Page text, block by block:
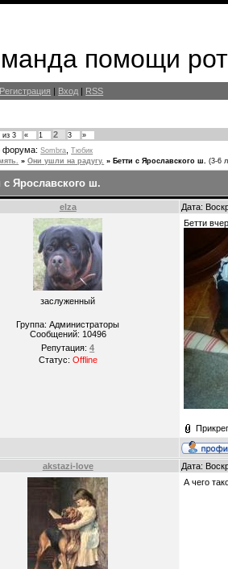
помощи
Регистрация | Вход | RSS
из3 « 1 2 3 »
форума:Sombra ,Тюбик
» Они ушли на радугу. » Бетти с Ярославского ш. (3-6
с Ярославского ш.
elza Дата:
заслуженный
Группа: Администраторы
Сообщений: 10496
Репутация:4
Статус: Offline
Бетти
akstazi-love Дата:
А чего